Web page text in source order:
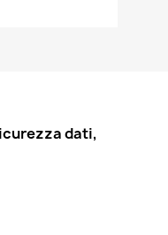
dati,